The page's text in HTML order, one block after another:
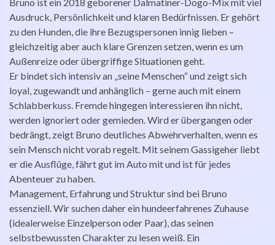
Ausdruck, Persönlichkeit und klaren Bedürfnissen. Er gehört
zu den Hunden, die ihre Bezugspersonen innig lieben –
gleichzeitig aber auch klare Grenzen setzen, wenn es um
Außenreize oder übergriffige Situationen geht.
Er bindet sich intensiv an „seine Menschen“ und zeigt sich
loyal, zugewandt und anhänglich – gerne auch mit einem
Schlabberkuss. Fremde hingegen interessieren ihn nicht,
werden ignoriert oder gemieden. Wird er übergangen oder
bedrängt, zeigt Bruno deutliches Abwehrverhalten, wenn es
sein Mensch nicht vorab regelt. Mit seinem Gassigeher liebt
er die Ausflüge, fährt gut im Auto mit und ist für jedes
Abenteuer zu haben.
Management, Erfahrung und Struktur sind bei Bruno
essenziell. Wir suchen daher ein hundeerfahrenes Zuhause
(idealerweise Einzelperson oder Paar), das seinen
selbstbewussten Charakter zu lesen weiß. Ein